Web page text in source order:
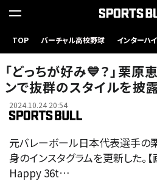
TOP バーチャル高校野球 インターハイ
「どっちが好み💙？」栗原
ンで抜群のスタイルを披露
2024.10.24 20:54
元バレーボール日本代表選手の
身のインスタグラムを更新した。
Happy 36t…